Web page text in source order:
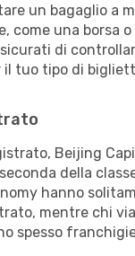
un bagaglio a
come una borsa
di
il tuo tipo di
Beijing
della
hanno
mentre chi
spesso